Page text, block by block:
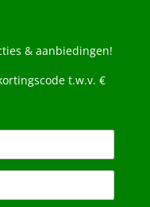
& aanbiedingen!
t.w.v. €